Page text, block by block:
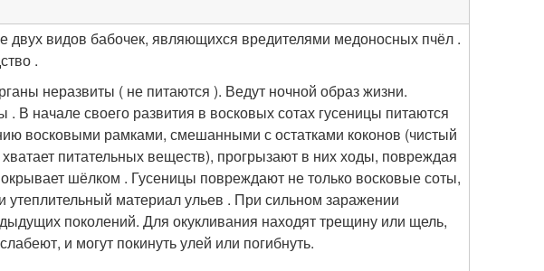
двух видов бабочек, являющихся вредителями медоносных пчёл .
.
неразвиты ( не питаются ). Ведут ночной образ жизни.
В начале своего развития в восковых сотах гусеницы питаются
восковыми рамками, смешанными с остатками коконов (чистый
питательных веществ), прогрызают в них ходы, повреждая
шёлком . Гусеницы повреждают не только восковые соты,
утеплительный материал ульев . При сильном заражении
поколений. Для окукливания находят трещину или щель,
и могут покинуть улей или погибнуть.